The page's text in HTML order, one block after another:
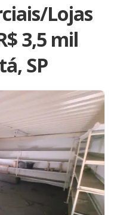
Lojas
3,5 mil
SP